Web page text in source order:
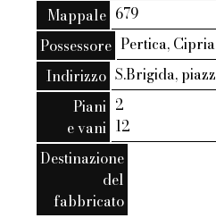
Mappale 679
Possessore Pertica,
Indirizzo S.Brigida,
Piani
e vani
2
12
Destinazione
del
fabbricato